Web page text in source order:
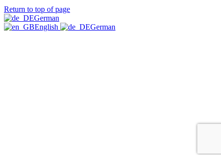
Return to top of page
German
English
German